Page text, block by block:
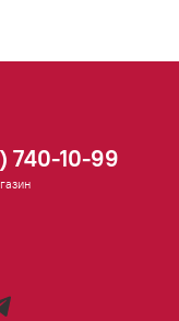
740-10-99